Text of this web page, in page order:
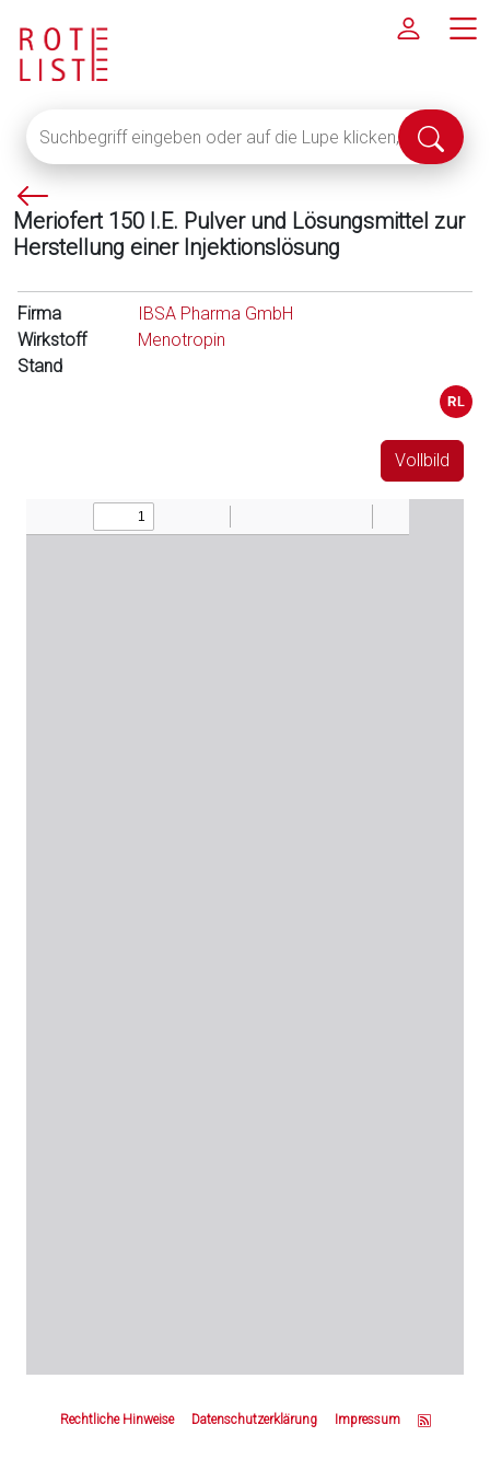
eingeben
oder
auf
die
Lupe
um
alle
Fachinformationen
Suche
P
f
e
l
l
i
n
Meriofert 150 I.E. Pulver und Lösungsmittel zur
Herstellung einer Injektionslösung
Firma
IBSA Pharma GmbH
Wirkstoff
Menotropin
Stand
Vollbild
Rechtliche Hinweise Datenschutzerklärung Impressum